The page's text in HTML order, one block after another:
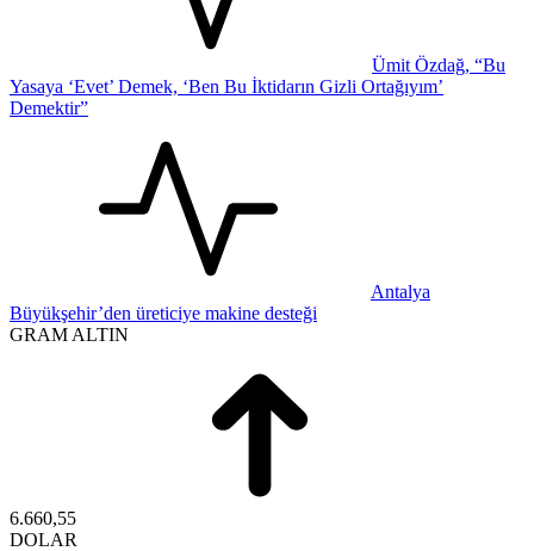
Ümit Özdağ, “Bu
Yasaya ‘Evet’ Demek, ‘Ben Bu İktidarın Gizli Ortağıyım’
Demektir”
Antalya
Büyükşehir’den üreticiye makine desteği
GRAM ALTIN
6.660,55
DOLAR